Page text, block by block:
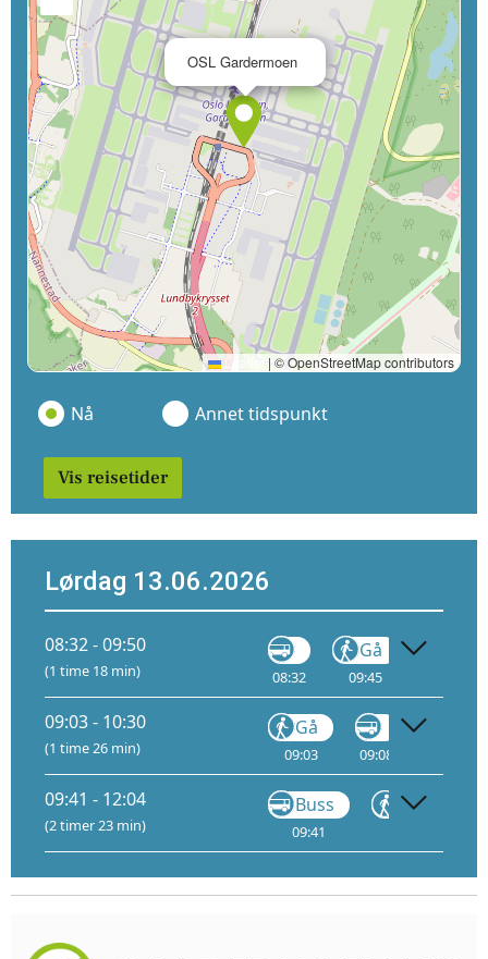
OSL Gardermoen
Leaflet | © OpenStreetMap contributors
Nå Annet tidspunkt
Vis reisetider
Lørdag 13.06.2026
08:32 - 09:50
(1 time 18 min) 08:32
Gå
09:45
09:03 - 10:30
(1 time 26 min)
Gå
09:03 09:08
09:41 - 12:04
(2 timer 23 min)
Buss
09:41
Gå